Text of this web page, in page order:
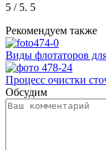
5 / 5. 5
Рекомендуем также
Виды флотаторов
Процесс очистки
Обсудим